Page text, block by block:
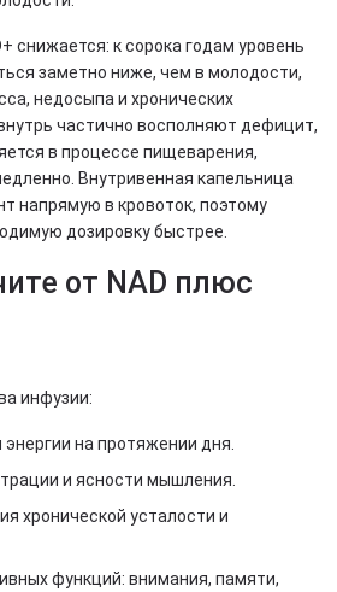
снижается: к сорока годам уровень
заметно ниже, чем в молодости,
недосыпа и хронических
частично восполняют дефицит,
в процессе пищеварения,
Внутривенная капельница
напрямую в кровоток, поэтому
дозировку быстрее.
от NAD плюс
инфузии:
на протяжении дня.
и ясности мышления.
хронической усталости и
функций: внимания, памяти,